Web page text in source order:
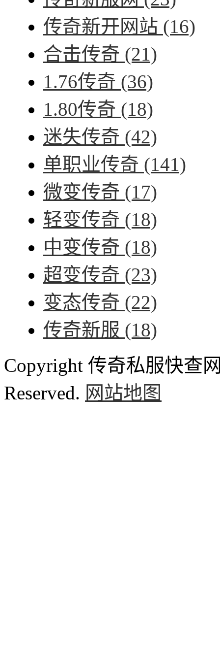
传奇新开网站 (16)
合击传奇 (21)
1.76传奇 (36)
1.80传奇 (18)
迷失传奇 (42)
单职业传奇 (141)
微变传奇 (17)
轻变传奇 (18)
中变传奇 (18)
超变传奇 (23)
变态传奇 (22)
传奇新服 (18)
Copyright 传奇私服快查
Reserved. 网站地图